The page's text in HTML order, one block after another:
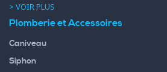
> VOIR PLUS
Plomberie et Accessoires
Caniveau
Siphon